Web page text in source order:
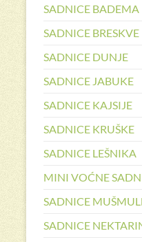
SADNICE BADEMA
SADNICE BRESKVE
SADNICE DUNJE
SADNICE JABUKE
SADNICE KAJSIJE
SADNICE KRUŠKE
SADNICE LEŠNIKA
MINI VOĆNE
SADNICE
SADNICE